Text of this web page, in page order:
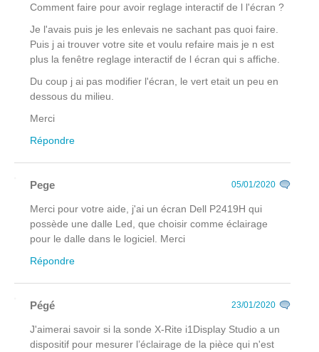
Comment faire pour avoir reglage interactif de l l'écran ?
Je l'avais puis je les enlevais ne sachant pas quoi faire.
Puis j ai trouver votre site et voulu refaire mais je n est
plus la fenêtre reglage interactif de l écran qui s affiche.
Du coup j ai pas modifier l'écran, le vert etait un peu en
dessous du milieu.
Merci
Répondre
Pege 05/01/2020
Merci pour votre aide, j'ai un écran Dell P2419H qui
possède une dalle Led, que choisir comme éclairage
pour le dalle dans le logiciel. Merci
Répondre
Pégé 23/01/2020
J'aimerai savoir si la sonde X-Rite i1Display Studio a un
dispositif pour mesurer l’éclairage de la pièce qui n'est